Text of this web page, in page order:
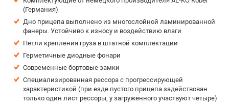
(Германия)
Дно прицепа выполнено из многослойной ламинированной
фанеры. Устойчиво к износу и воздействию влаги
Петли крепления груза в штатной комплектации
Герметичные диодные фонари
Современные бортовые замки
Специализированная рессора с прогрессирующей
характеристикой (при езде пустого прицепа задействован
только один лист рессоры, у загруженного участвуют четыре)